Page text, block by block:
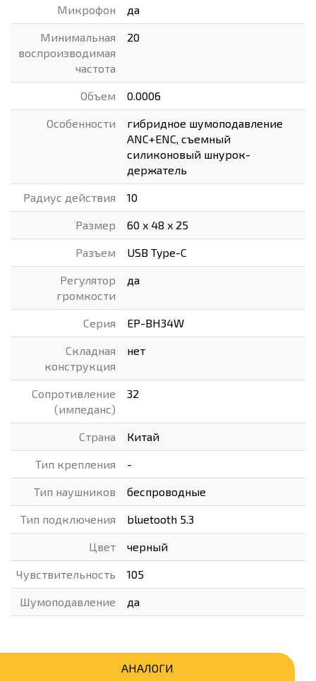
Микрофон да
Минимальная
воспроизводимая
частота
20
Объем 0.0006
Особенности
гибридное шумоподавление
ANC+ENC, съемный
силиконовый шнурок-
держатель
Радиус действия 10
Размер 60 x 48 x 25
Разъем USB Type-C
Регулятор
громкости
да
Серия EP-BH34W
Складная
конструкция
нет
Сопротивление
(импеданс)
32
Страна Китай
Тип крепления -
Тип наушников беспроводные
Тип подключения bluetooth 5.3
Цвет черный
Чувствительность 105
Шумоподавление да
АНАЛОГИ